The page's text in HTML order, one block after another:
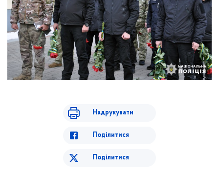
Надрукувати
Поділитися
Поділитися